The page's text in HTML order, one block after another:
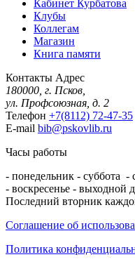
Кабинет Курбатова
Клубы
Коллегам
Магазин
Книга памяти
Контакты Адрес
180000, г. Псков,
ул. Профсоюзная, д. 2
Телефон +7(8112) 72-47-35
E-mail bib@pskovlib.ru
Часы работы
- понедельник - суббота -
- воскресенье - выходной
Последний вторник
Соглашение об
Политика